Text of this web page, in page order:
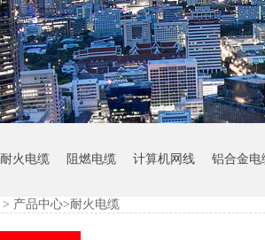
耐火电缆 阻燃电缆 计算机网线 铝合金电
> 产品中心>耐火电缆